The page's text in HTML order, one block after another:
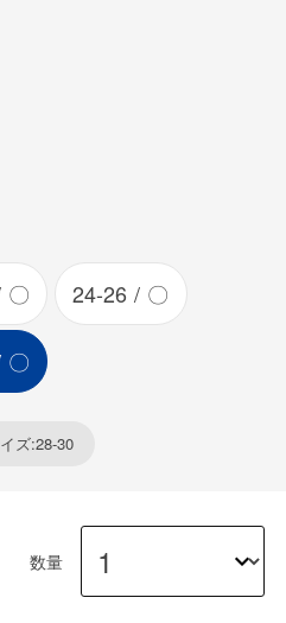
〇 24-26 〇
〇
ズ:28-30
数量